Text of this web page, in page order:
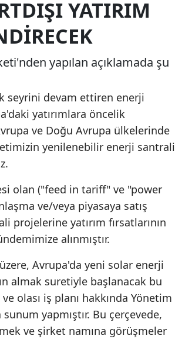
YATIRIM
yapılan açıklamada şu
seyrini devam ettiren enerji
yatırımlara öncelik
ve Doğu Avrupa ülkelerinde
yenilenebilir enerji santrali
olan ("feed in tariff" ve "power
ve/veya piyasaya satış
yatırım fırsatlarının
alınmıştır.
Avrupa'da yeni solar enerji
almak suretiyle başlanacak bu
olası iş planı hakkında Yönetim
yapmıştır. Bu çerçevede,
ve şirket namına görüşmeler